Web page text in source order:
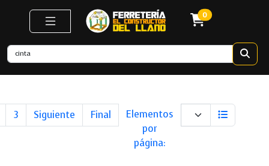
0
3 Siguiente NextFinal LastElementos
por
página: